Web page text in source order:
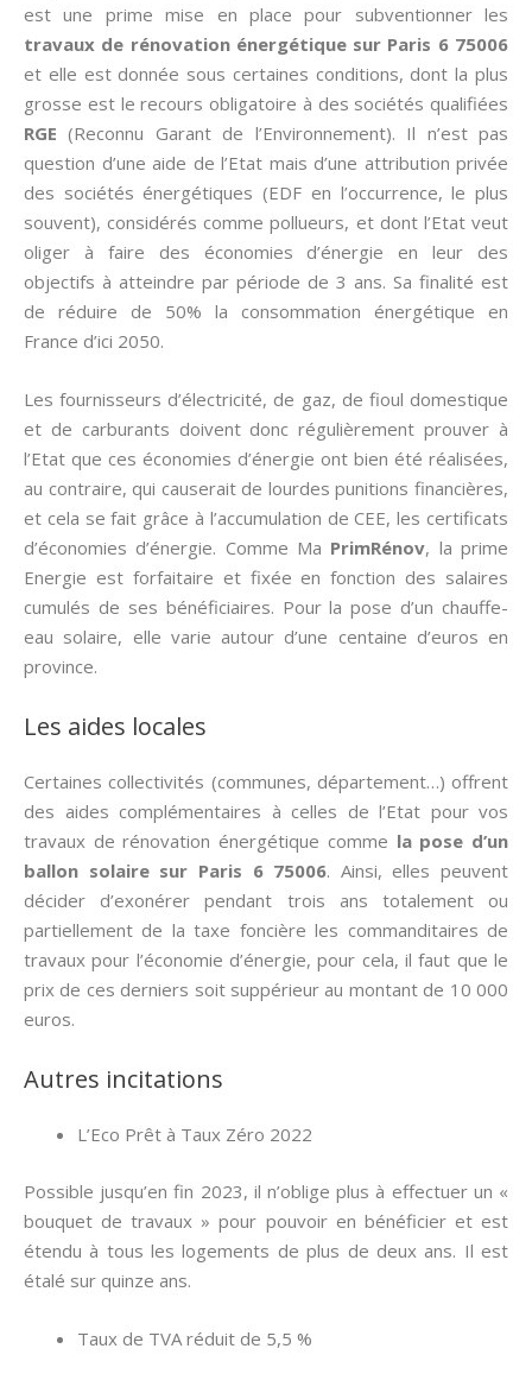
est une prime mise en place pour subventionner les
travaux de rénovation énergétique sur Paris 6 75006
et elle est donnée sous certaines conditions, dont la plus
grosse est le recours obligatoire à des sociétés qualifiées
RGE (Reconnu Garant de l’Environnement). Il n’est pas
question d’une aide de l’Etat mais d’une attribution privée
des sociétés énergétiques (EDF en l’occurrence, le plus
souvent), considérés comme pollueurs, et dont l’Etat veut
oliger à faire des économies d’énergie en leur des
objectifs à atteindre par période de 3 ans. Sa finalité est
de réduire de 50% la consommation énergétique en
France d’ici 2050.
Les fournisseurs d’électricité, de gaz, de fioul domestique
et de carburants doivent donc régulièrement prouver à
l’Etat que ces économies d’énergie ont bien été réalisées,
au contraire, qui causerait de lourdes punitions financières,
et cela se fait grâce à l’accumulation de CEE, les certificats
d’économies d’énergie. Comme Ma PrimRénov, la prime
Energie est forfaitaire et fixée en fonction des salaires
cumulés de ses bénéficiaires. Pour la pose d’un chauffe-
eau solaire, elle varie autour d’une centaine d’euros en
province.
Les aides locales
Certaines collectivités (communes, département…) offrent
des aides complémentaires à celles de l’Etat pour vos
travaux de rénovation énergétique comme la pose d’un
ballon solaire sur Paris 6 75006. Ainsi, elles peuvent
décider d’exonérer pendant trois ans totalement ou
partiellement de la taxe foncière les commanditaires de
travaux pour l’économie d’énergie, pour cela, il faut que le
prix de ces derniers soit suppérieur au montant de 10 000
euros.
Autres incitations
L’Eco Prêt à Taux Zéro 2022
Possible jusqu’en fin 2023, il n’oblige plus à effectuer un «
bouquet de travaux » pour pouvoir en bénéficier et est
étendu à tous les logements de plus de deux ans. Il est
étalé sur quinze ans.
Taux de TVA réduit de 5,5 %